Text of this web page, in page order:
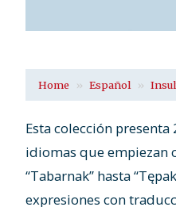
Home Español
Esta colección
idiomas que empiezan
“Tabarnak” hasta
expresiones con